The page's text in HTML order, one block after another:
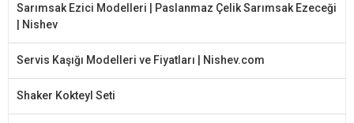
Sarımsak Ezici Modelleri | Paslanmaz Çelik Sarımsak Ezeceği
| Nishev
Servis Kaşığı Modelleri ve Fiyatları | Nishev.com
Shaker Kokteyl Seti